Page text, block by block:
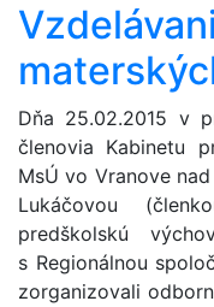
Dňa 25.02.2015 v
členovia Kabinetu
MsÚ vo Vranove
Lukáčovou
predškolskú
s Regionálnou
zorganizovali